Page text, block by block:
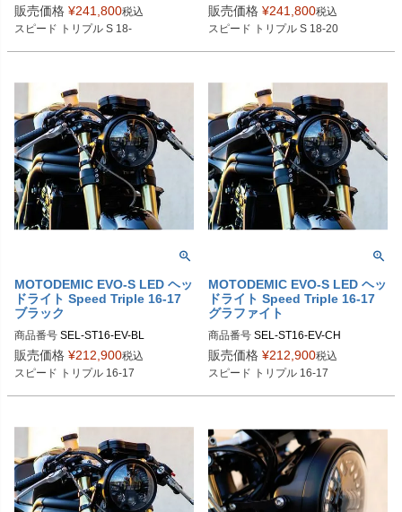
SKU：MK10231-BB-8780G：STS18
-EV-GR-BL：ブラック
8-EV-GR-BR：ブラッシュ
8-EV-GR-CH：クローム
https://motodemic.com/shop/speed-tr
iple-s-rs-single-headlight-conversio
n/
販売価格 ¥241,800税込
スピード トリプル S 18-
SKU：MK10231-BB-8780B：STS18
SKU：MK10231-BR-8780B：STS18
SKU：MK10231-CH-8780B：STS1
8-EV-BL-CH：クローム
https://motodemic.com/shop/speed-tr
iple-s-rs-single-headlight-conversio
n/
販売価格 ¥241,800税込
スピード トリプル S 18-20
MOTODEMIC EVO-S LED ヘッ
ドライト Speed Triple 16-17
ブラック
商品番号 SEL-ST16-EV-BL
SKU：MK10211P-BB-8780B：ST16
-EV-BL-BL：ブラック
-EV-BL-BR：ブラッシュ
-EV-BL-CH：クローム
https://motodemic.com/shop/triumph-
speed-triple-single-headlight-conver
sion/
販売価格 ¥212,900税込
スピード トリプル 16-17
MOTODEMIC EVO-S LED ヘッ
ドライト Speed Triple 16-17
グラファイト
商品番号 SEL-ST16-EV-CH
SKU：MK10211P-BB-8780G：ST16
-EV-GR-BL：ブラック
-EV-GR-BR：ブラッシュ
6-EV-GR-CH：クローム
https://motodemic.com/shop/triumph-
speed-triple-single-headlight-conver
sion/
販売価格 ¥212,900税込
スピード トリプル 16-17